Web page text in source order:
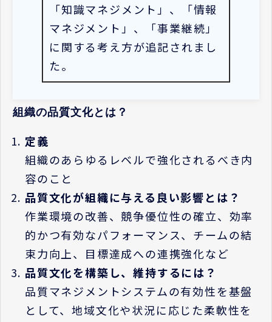
「知識マネジメント」、「情報
マネジメント」、「事業継続」
に関する考え方が追記されまし
た。
組織の品質文化とは？
定義
組織のあらゆるレベルで強化されるべき内
容のこと
品質文化が組織に与える良い影響とは？
作業環境の改善、競争優位性の確立、効率
的かつ有効なパフォーマンス、チームの結
束力向上、目標達成への連携強化など
品質文化を構築し、維持するには？
品質マネジメントシステムの有効性を基盤
として、地域文化や状況に応じた柔軟性を